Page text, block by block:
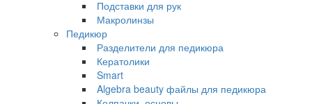
Подставки для рук
Макролинзы
Педикюр
Разделители для педикюра
Кератолики
Smart
Algebra beauty файлы для педикюра